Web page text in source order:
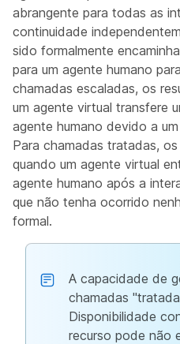
abrangente para todas as
continuidade
sido formalmente
para um agente humano
chamadas escaladas, os
um agente virtual transfere
agente humano devido a
Para chamadas tratadas,
quando um agente virtual
agente humano após a
que não tenha ocorrido
formal.
A capacidade de
chamadas
Disponibilidade
recurso pode não